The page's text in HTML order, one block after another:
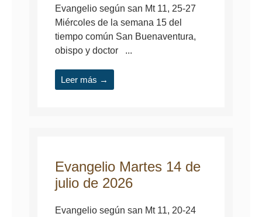
Evangelio según san Mt 11, 25-27
Miércoles de la semana 15 del
tiempo común San Buenaventura,
obispo y doctor ...
Leer más →
Evangelio Martes 14 de
julio de 2026
Evangelio según san Mt 11, 20-24